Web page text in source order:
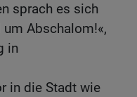
sprach es sich
Abschalom!«,
in
in die Stadt wie